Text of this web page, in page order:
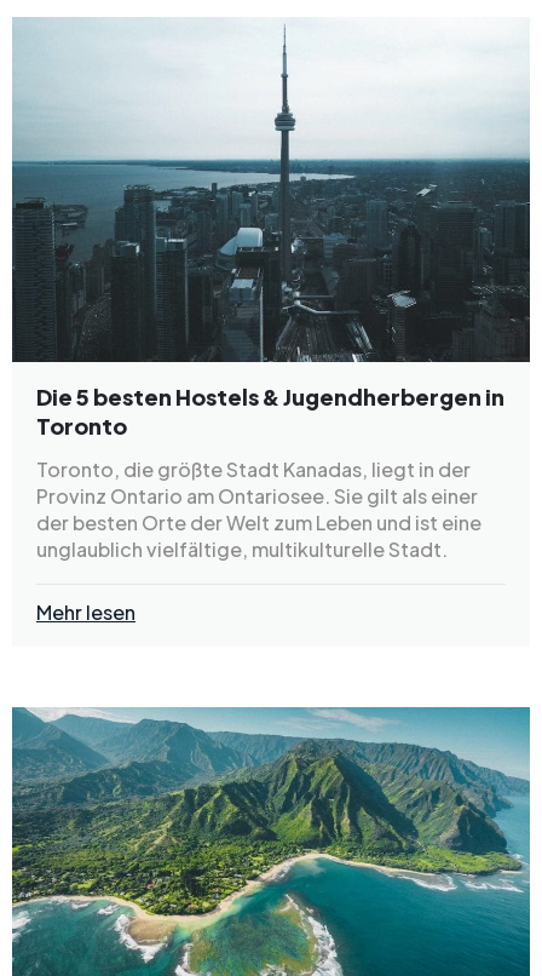
Die 5 besten Hostels & Jugendherbergen in
Toronto
Toronto, die größte Stadt Kanadas, liegt in der
Provinz Ontario am Ontariosee. Sie gilt als einer
der besten Orte der Welt zum Leben und ist eine
unglaublich vielfältige, multikulturelle Stadt.
Mehr lesen